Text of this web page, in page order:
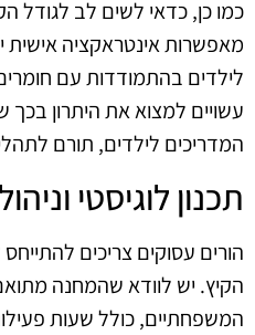
כמו כן, כדאי לשים לב לגודל
מאפשרות אינטראקציה אישית
לילדים בהתמודדות עם
עשויים למצוא את היתרון
המדריכים לילדים, תורם
תכנון לוגיסטי
הורים עסוקים צריכים
הקיץ. יש לוודא שהמחנה
המשפחתיים, כולל שעות פעילות